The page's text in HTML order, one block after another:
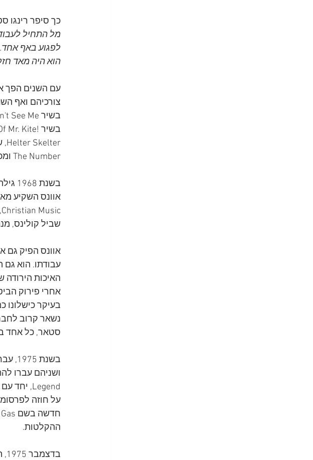
כך סיפר רינגו
לפגוע באף אחד.
הוא היה מאד
עם השנים הפך
The Number ומכה בסדן בביצוע של השיר Maxwell's Silver Hammer בסרט Let It Be.
שביל קולינס,
האיכות
אחרי פירוק
נשאר קרוב
סטאר, כל אחד
ההקלטות.